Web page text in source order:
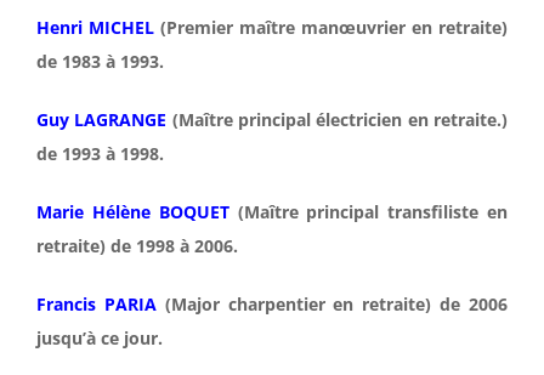
Henri MICHEL (Premier maître manœuvrier en retraite)
de 1983 à 1993.
Guy LAGRANGE (Maître principal électricien en retraite.)
de 1993 à 1998.
Marie Hélène BOQUET(Maître principal transfiliste en
retraite) de 1998 à 2006.
Francis PARIA(Major charpentier en retraite) de 2006
jusqu’à ce jour.